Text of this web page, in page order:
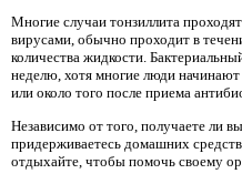
Многие случаи тонзиллита
вирусами, обычно проходит в
количества жидкости.
неделю, хотя многие люди начинают
или около того после приема
Независимо от того, получаете ли
придерживаетесь домашних
отдыхайте, чтобы помочь своему